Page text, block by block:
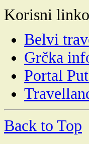
Korisni
Belvi
Grčka
Portal
Back to Top